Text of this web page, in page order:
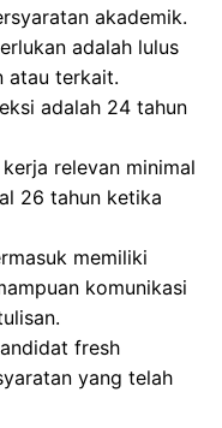
akademik.
adalah lulus
atau terkait.
adalah 24 tahun
relevan minimal
26 tahun ketika
memiliki
komunikasi
fresh
yang telah